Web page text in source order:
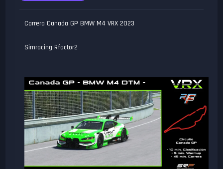
Carrera Canada GP BMW M4 VRX 2023
Simracing Rfactor2